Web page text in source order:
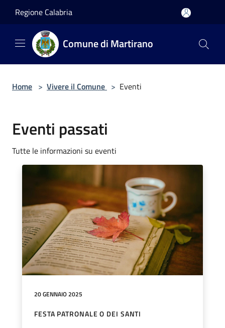
Regione Calabria
Comune di Martirano
Home > Vivere il Comune > Eventi
Eventi passati
Tutte le informazioni su eventi
20 GENNAIO 2025
FESTA PATRONALE O DEI SANTI